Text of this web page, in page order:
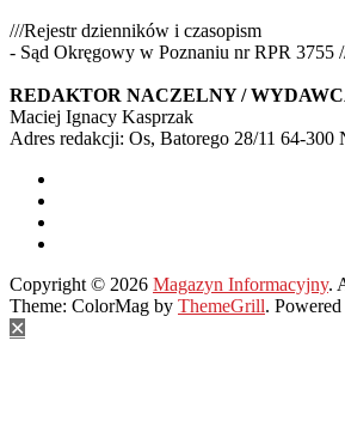
///Rejestr dzienników i czasopism
- Sąd Okręgowy w Poznaniu nr RPR 3755
REDAKTOR NACZELNY /
Maciej Ignacy Kasprzak
Adres redakcji: Os, Batorego 28/11 64-300
Copyright © 2026 Magazyn Informacyjny.
Theme: ColorMag by ThemeGrill.
✕